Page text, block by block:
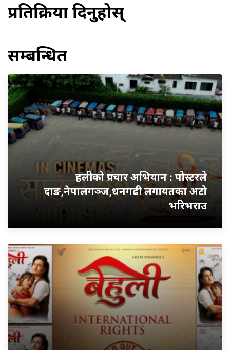
प्रतिक्रिया दिनुहोस्
सम्बन्धित
हलीको प्रचार अभियान : पोस्टरले
दाङ,नेपालगञ्ज,धनगढी लगायतका अटो
भरिभराउ